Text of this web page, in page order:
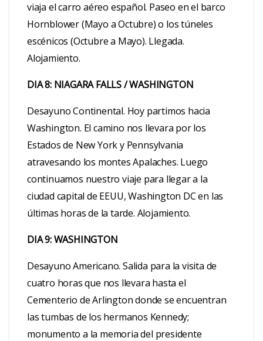
viaja el carro aéreo español. Paseo en el barco
Hornblower (Mayo a Octubre) o los túneles
escénicos (Octubre a Mayo). Llegada.
Alojamiento.
DIA 8: NIAGARA FALLS / WASHINGTON
Desayuno Continental. Hoy partimos hacia
Washington. El camino nos llevara por los
Estados de New York y Pennsylvania
atravesando los montes Apalaches. Luego
continuamos nuestro viaje para llegar a la
ciudad capital de EEUU, Washington DC en las
últimas horas de la tarde. Alojamiento.
DIA 9: WASHINGTON
Desayuno Americano. Salida para la visita de
cuatro horas que nos llevara hasta el
Cementerio de Arlington donde se encuentran
las tumbas de los hermanos Kennedy;
monumento a la memoria del presidente